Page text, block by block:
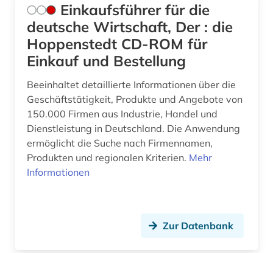
Einkaufsführer für die
deutsche Wirtschaft, Der : die
Hoppenstedt CD-ROM für
Einkauf und Bestellung
Beeinhaltet detaillierte Informationen über die
Geschäftstätigkeit, Produkte und Angebote von
150.000 Firmen aus Industrie, Handel und
Dienstleistung in Deutschland. Die Anwendung
ermöglicht die Suche nach Firmennamen,
Produkten und regionalen Kriterien. Mehr
Informationen
Zur Datenbank